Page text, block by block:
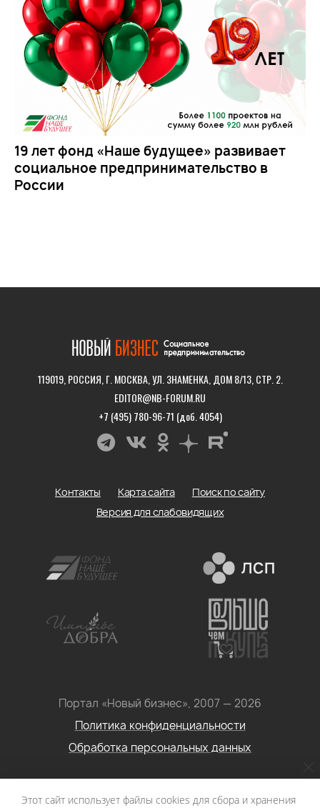
19 лет фонд «Наше будущее» развивает
социальное предпринимательство в
России
119019, РОССИЯ, Г. МОСКВА, УЛ. ЗНАМЕНКА, ДОМ 8/13, СТР. 2.
EDITOR@NB-FORUM.RU
+7 (495) 780-96-71 (доб. 4054)
Портал «Новый бизнес», 2007 — 2026
Политика конфиденциальности
Обработка персональных данных
Контакты Карта сайта
Поиск по сайту
Версия для слабовидящих
Условия использования информации с сайта: Материалы
Этот сайт использует файлы cookies для сбора и хранения